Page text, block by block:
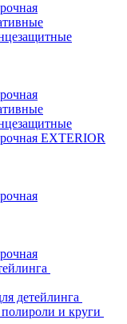
EXTERIOR
детейлинга
и круги